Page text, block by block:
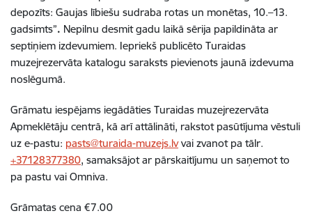
depozīts: Gaujas lībiešu sudraba rotas un monētas, 10.–13.
gadsimts”. Nepilnu desmit gadu laikā sērija papildināta ar
septiņiem izdevumiem. Iepriekš publicēto Turaidas
muzejrezervāta katalogu saraksts pievienots jaunā izdevuma
noslēgumā.
Grāmatu iespējams iegādāties Turaidas muzejrezervāta
Apmeklētāju centrā, kā arī attālināti, rakstot pasūtījuma vēstuli
uz e-pastu: pasts@turaida-muzejs.lvvai zvanot pa tālr.
+37128377380, samaksājot ar pārskaitījumu un saņemot to
pa pastu vai Omniva.
Grāmatas cena €7.00